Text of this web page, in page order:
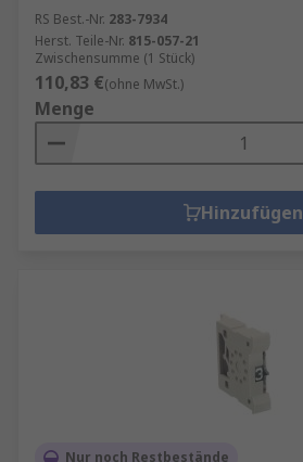
RS Best.-Nr. 283-7934
Herst. Teile-Nr. 815-057-21
Zwischensumme (1 Stück)
110,83 €(ohne MwSt.)
Menge
Hinzufügen
Nur noch Restbestände